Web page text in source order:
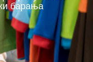
барања